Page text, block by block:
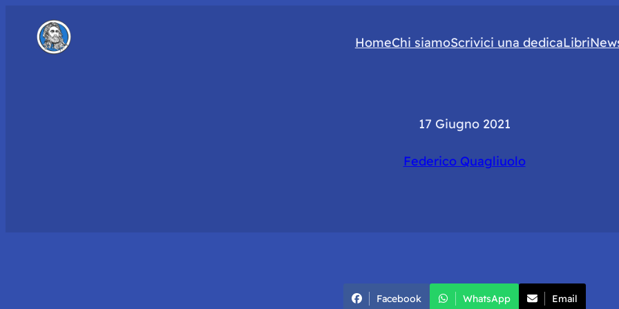
HomeChi siamoScrivici una dedicaLibri
17 Giugno 2021
Federico Quagliuolo
Facebook WhatsApp Email